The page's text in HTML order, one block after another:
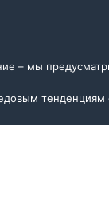
– мы
тенденциям